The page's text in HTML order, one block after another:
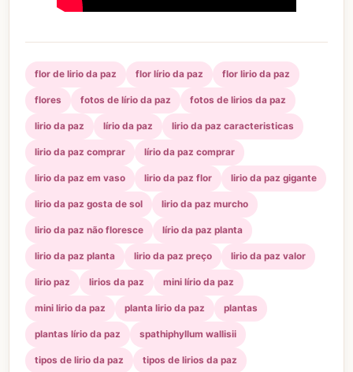
flor de lirio da paz flor lírio da paz flor lirio da paz
flores fotos de lírio da paz fotos de lirios da paz
lirio da paz lírio da paz lirio da paz caracteristicas
lirio da paz comprar lírio da paz comprar
lirio da paz em vaso lirio da paz flor lirio da paz gigante
lirio da paz gosta de sol lirio da paz murcho
lirio da paz não floresce lírio da paz planta
lirio da paz planta lirio da paz preço lirio da paz valor
lirio paz lirios da paz mini lírio da paz
mini lirio da paz planta lirio da paz plantas
plantas lírio da paz spathiphyllum wallisii
tipos de lirio da paz tipos de lirios da paz